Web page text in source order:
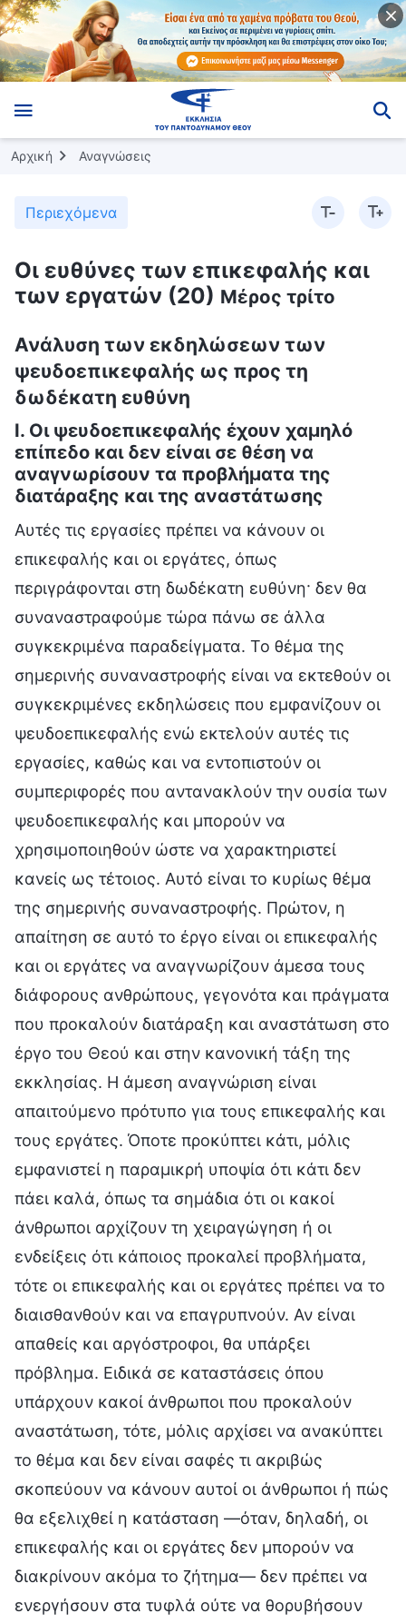
Αρχική Αναγνώσεις
Περιεχόμενα
Οι ευθύνες των επικεφαλής και
των εργατών (20) Μέρος τρίτο
Ανάλυση των εκδηλώσεων των
ψευδοεπικεφαλής ως προς τη
δωδέκατη ευθύνη
Ι. Οι ψευδοεπικεφαλής έχουν χαμηλό
επίπεδο και δεν είναι σε θέση να
αναγνωρίσουν τα προβλήματα της
διατάραξης και της αναστάτωσης
Αυτές τις εργασίες πρέπει να κάνουν οι
επικεφαλής και οι εργάτες, όπως
περιγράφονται στη δωδέκατη ευθύνη· δεν θα
συναναστραφούμε τώρα πάνω σε άλλα
συγκεκριμένα παραδείγματα. Το θέμα της
σημερινής συναναστροφής είναι να εκτεθούν οι
συγκεκριμένες εκδηλώσεις που εμφανίζουν οι
ψευδοεπικεφαλής ενώ εκτελούν αυτές τις
εργασίες, καθώς και να εντοπιστούν οι
συμπεριφορές που αντανακλούν την ουσία των
ψευδοεπικεφαλής και μπορούν να
χρησιμοποιηθούν ώστε να χαρακτηριστεί
κανείς ως τέτοιος. Αυτό είναι το κυρίως θέμα
της σημερινής συναναστροφής. Πρώτον, η
απαίτηση σε αυτό το έργο είναι οι επικεφαλής
και οι εργάτες να αναγνωρίζουν άμεσα τους
διάφορους ανθρώπους, γεγονότα και πράγματα
που προκαλούν διατάραξη και αναστάτωση στο
έργο του Θεού και στην κανονική τάξη της
εκκλησίας. Η άμεση αναγνώριση είναι
απαιτούμενο πρότυπο για τους επικεφαλής και
τους εργάτες. Όποτε προκύπτει κάτι, μόλις
εμφανιστεί η παραμικρή υποψία ότι κάτι δεν
πάει καλά, όπως τα σημάδια ότι οι κακοί
άνθρωποι αρχίζουν τη χειραγώγηση ή οι
ενδείξεις ότι κάποιος προκαλεί προβλήματα,
τότε οι επικεφαλής και οι εργάτες πρέπει να το
διαισθανθούν και να επαγρυπνούν. Αν είναι
απαθείς και αργόστροφοι, θα υπάρξει
πρόβλημα. Ειδικά σε καταστάσεις όπου
υπάρχουν κακοί άνθρωποι που προκαλούν
αναστάτωση, τότε, μόλις αρχίσει να ανακύπτει
το θέμα και δεν είναι σαφές τι ακριβώς
σκοπεύουν να κάνουν αυτοί οι άνθρωποι ή πώς
θα εξελιχθεί η κατάσταση —όταν, δηλαδή, οι
επικεφαλής και οι εργάτες δεν μπορούν να
διακρίνουν ακόμα το ζήτημα— δεν πρέπει να
ενεργήσουν στα τυφλά ούτε να θορυβήσουν